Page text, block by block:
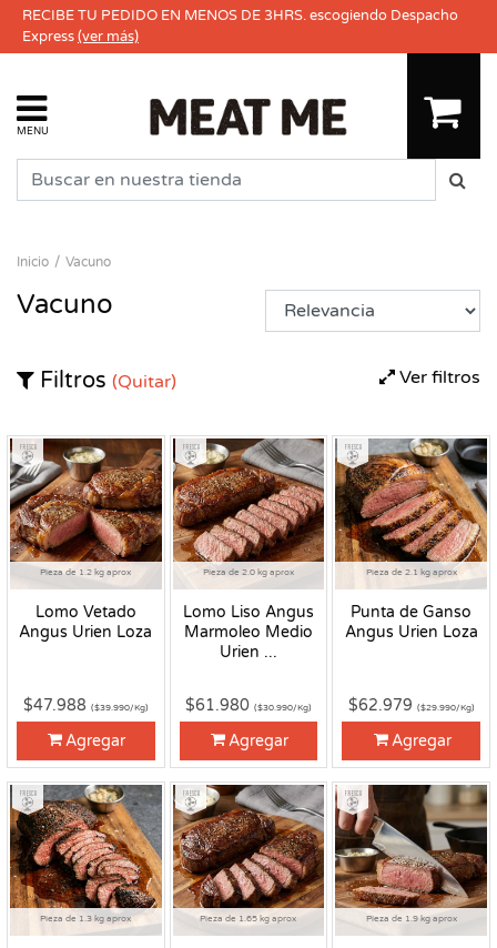
RECIBE TU PEDIDO EN MENOS DE 3HRS. escogiendo Despacho
Express(ver más)
MENU
Inicio Vacuno
Vacuno
Ver filtros
Filtros (Quitar)
Pieza de 1.2 kg aprox
Lomo Vetado
Angus Urien Loza
Fresco
$47.988 ($39.990/Kg)
Agregar
Pieza de 2.0 kg aprox
Lomo Liso Angus
Marmoleo Medio
Urien ...
Fresco
$61.980 ($30.990/Kg)
Agregar
Pieza de 2.1 kg aprox
Punta de Ganso
Angus Urien Loza
Fresco
$62.979 ($29.990/Kg)
Agregar
Pieza de 1.3 kg aprox
Fresco
Pieza de 1.65 kg aprox
Fresco
Pieza de 1.9 kg aprox
Fresco